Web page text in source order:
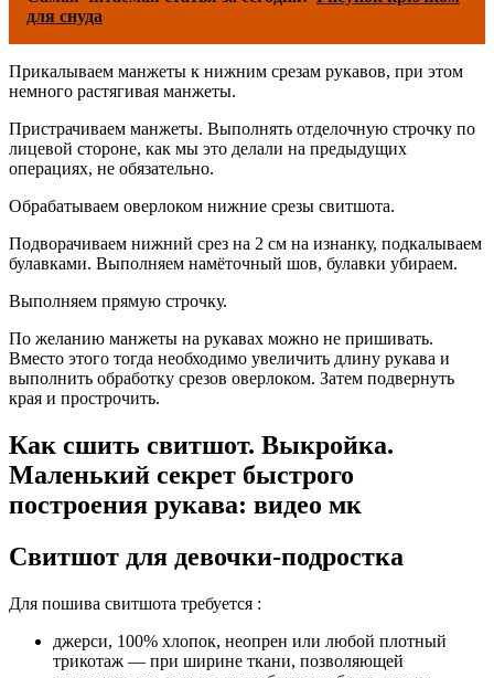
для снуда
Прикалываем манжеты к нижним срезам рукавов, при этом
немного растягивая манжеты.
Пристрачиваем манжеты. Выполнять отделочную строчку по
лицевой стороне, как мы это делали на предыдущих
операциях, не обязательно.
Обрабатываем оверлоком нижние срезы свитшота.
Подворачиваем нижний срез на 2 см на изнанку, подкалываем
булавками. Выполняем намёточный шов, булавки убираем.
Выполняем прямую строчку.
По желанию манжеты на рукавах можно не пришивать.
Вместо этого тогда необходимо увеличить длину рукава и
выполнить обработку срезов оверлоком. Затем подвернуть
края и прострочить.
Как сшить свитшот. Выкройка.
Маленький секрет быстрого
построения рукава: видео мк
Свитшот для девочки-подростка
Для пошива свитшота требуется :
джерси, 100% хлопок, неопрен или любой плотный
трикотаж — при ширине ткани, позволяющей